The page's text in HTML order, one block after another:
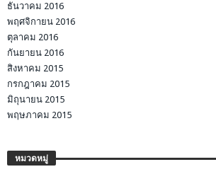
ธันวาคม 2016
พฤศจิกายน 2016
ตุลาคม 2016
กันยายน 2016
สิงหาคม 2015
กรกฎาคม 2015
มิถุนายน 2015
พฤษภาคม 2015
หมวดหมู่